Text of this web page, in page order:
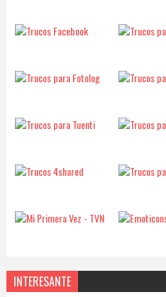
INTERESANTE